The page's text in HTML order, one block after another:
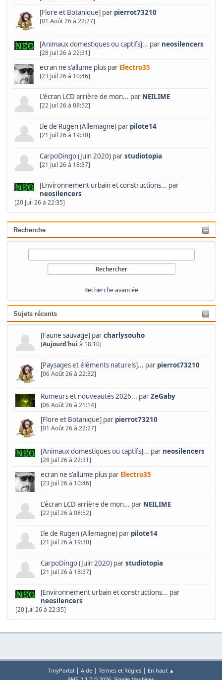
Recherche
Recherche avancée
Sujets récents
[Faune sauvage] parcharlysouho
[Aujourd'hui à 18:10]
[Paysages et éléments naturels]... par pierrot73210
[06 Août 26 à 22:32]
Rumeurs et nouveautés 2026... parZeGaby
[06 Août 26 à 21:14]
[Flore et Botanique]par pierrot73210
[01 Août 26 à 22:27]
[Animaux domestiques ou captifs]... par neosilencers
[28 Juil 26 à 22:31]
ecran ne s'allume pluspar Electro35
[23 Juil 26 à 10:46]
L'écran LCD arrière de mon... par NEILIME
[22 Juil 26 à 08:52]
Ile de Rugen (Allemagne)par pilote14
[21 Juil 26 à 19:30]
CarpoDingo (Juin 2020)parstudiotopia
[21 Juil 26 à 18:37]
[Environnement urbain et constructions... par
neosilencers
[20 Juil 26 à 22:35]
[Flore et Botanique]par pierrot73210
[01 Août 26 à 22:27]
[Animaux domestiques ou captifs]... par neosilencers
[28 Juil 26 à 22:31]
ecran ne s'allume pluspar Electro35
[23 Juil 26 à 10:46]
L'écran LCD arrière de mon... par NEILIME
[22 Juil 26 à 08:52]
Ile de Rugen (Allemagne)par pilote14
[21 Juil 26 à 19:30]
CarpoDingo (Juin 2020)parstudiotopia
[21 Juil 26 à 18:37]
[Environnement urbain et constructions... par
neosilencers
[20 Juil 26 à 22:35]
TinyPortal | Aide| Termes et Règles| En haut ▲